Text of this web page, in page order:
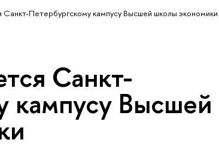
Санкт-Петербургскому кампусу Высшей школы экономики
Санкт-
кампусу Высшей